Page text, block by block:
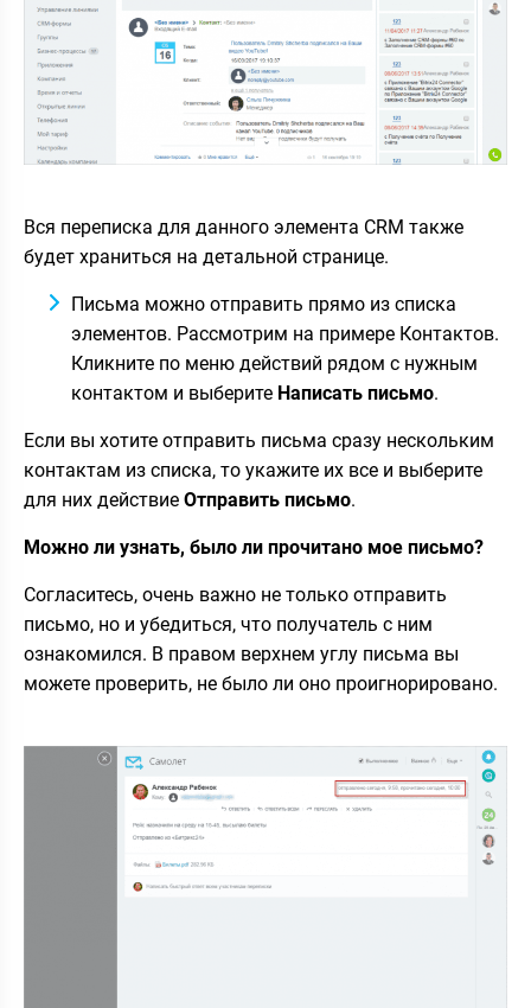
Вся переписка для данного элемента CRM также
будет храниться на детальной странице.
Письма можно отправить прямо из списка
элементов. Рассмотрим на примере Контактов.
Кликните по меню действий рядом с нужным
контактом и выберите Написать письмо.
Если вы хотите отправить письма сразу нескольким
контактам из списка, то укажите их все и выберите
для них действие Отправить письмо.
Можно ли узнать, было ли прочитано мое письмо?
Согласитесь, очень важно не только отправить
письмо, но и убедиться, что получатель с ним
ознакомился. В правом верхнем углу письма вы
можете проверить, не было ли оно проигнорировано.